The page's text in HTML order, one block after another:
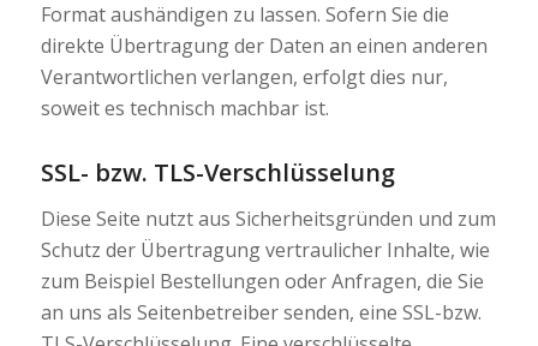
Format aushändigen zu lassen. Sofern Sie die
direkte Übertragung der Daten an einen anderen
Verantwortlichen verlangen, erfolgt dies nur,
soweit es technisch machbar ist.
SSL- bzw. TLS-Verschlüsselung
Diese Seite nutzt aus Sicherheitsgründen und zum
Schutz der Übertragung vertraulicher Inhalte, wie
zum Beispiel Bestellungen oder Anfragen, die Sie
an uns als Seitenbetreiber senden, eine SSL-bzw.